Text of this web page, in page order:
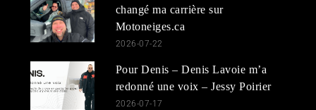
changé ma carrière sur
Motoneiges.ca
2026-07-22
Pour Denis – Denis Lavoie m’a
redonné une voix – Jessy Poirier
2026-07-17